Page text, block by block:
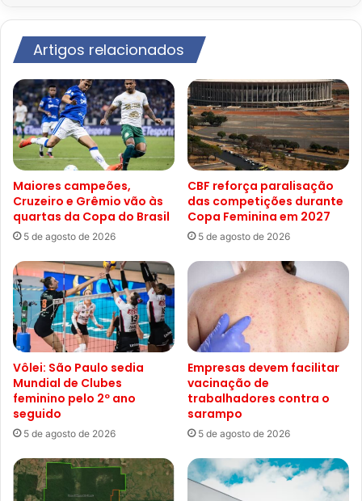
Artigos relacionados
Maiores campeões,
Cruzeiro e Grêmio vão às
quartas da Copa do Brasil
5 de agosto de 2026
CBF reforça paralisação
das competições durante
Copa Feminina em 2027
5 de agosto de 2026
Vôlei: São Paulo sedia
Mundial de Clubes
feminino pelo 2º ano
seguido
5 de agosto de 2026
Empresas devem facilitar
vacinação de
trabalhadores contra o
sarampo
5 de agosto de 2026